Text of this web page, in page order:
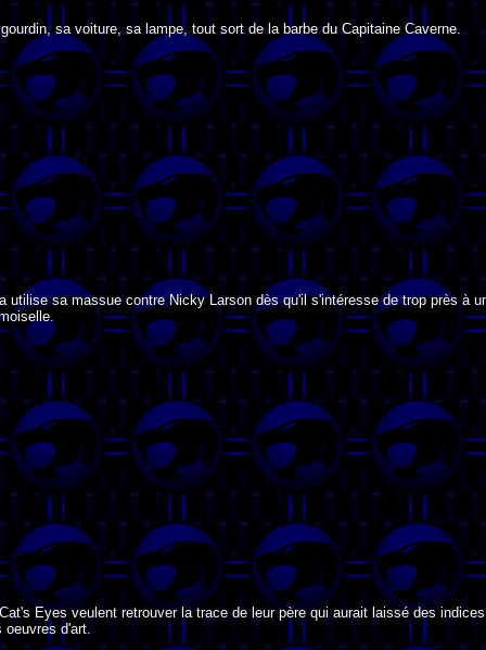
sa voiture, sa lampe, tout sort de la barbe du Capitaine Caverne.
utilise sa massue contre Nicky Larson dès qu'il s'intéresse de trop près à
Eyes veulent retrouver la trace de leur père qui aurait laissé des indices
oeuvres d'art.